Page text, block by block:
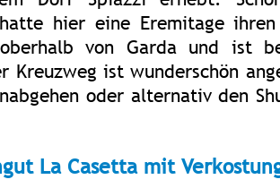
hier eine Eremitage
von Garda und ist
Kreuzweg ist wunderschön
oder alternativ den
La Casetta mit